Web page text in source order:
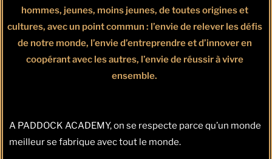
hommes, jeunes, moins jeunes, de toutes origines et
cultures, avec un point commun : l’envie de relever les défis
de notre monde, l’envie d’entreprendre et d’innover en
coopérant avec les autres, l’envie de réussir à vivre
ensemble.
A PADDOCK ACADEMY, on se respecte parce qu’un monde
meilleur se fabrique avec tout le monde.